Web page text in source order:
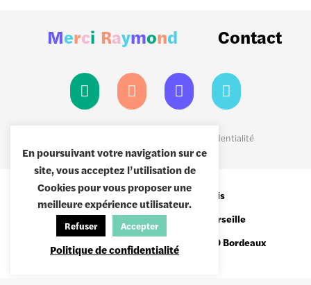
Merci Raymond Contact
Politiques de confidentialité
8 passage Brulon, 75012 Paris
19 Quai de Rive Neuve,
13007 Marseille
Hangar 15, quai des Chartrons,
33000 Bordeaux
En poursuivant votre navigation sur ce
site, vous acceptez l’utilisation de
Cookies pour vous proposer une
meilleure expérience utilisateur.
Refuser Accepter
Politique de confidentialité